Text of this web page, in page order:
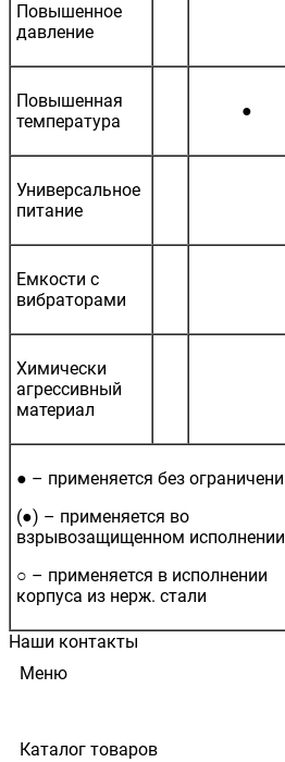
Повышенное
давление
Повышенная
температура
●
Универсальное
питание
Емкости с
вибраторами
Химически
агрессивный
материал
● – применяется без
(●) – применяется во
взрывозащищенном
○ – применяется в исполнении
корпуса из нерж. стали
Наши контакты
Меню
Каталог товаров